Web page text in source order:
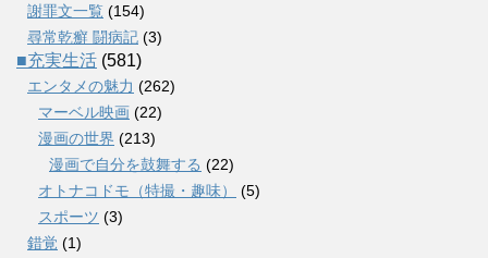
謝罪文一覧 (154)
尋常乾癬 闘病記 (3)
■充実生活 (581)
エンタメの魅力 (262)
マーベル映画 (22)
漫画の世界 (213)
漫画で自分を鼓舞する (22)
オトナコドモ（特撮・趣味）
(5)
スポーツ (3)
錯覚 (1)